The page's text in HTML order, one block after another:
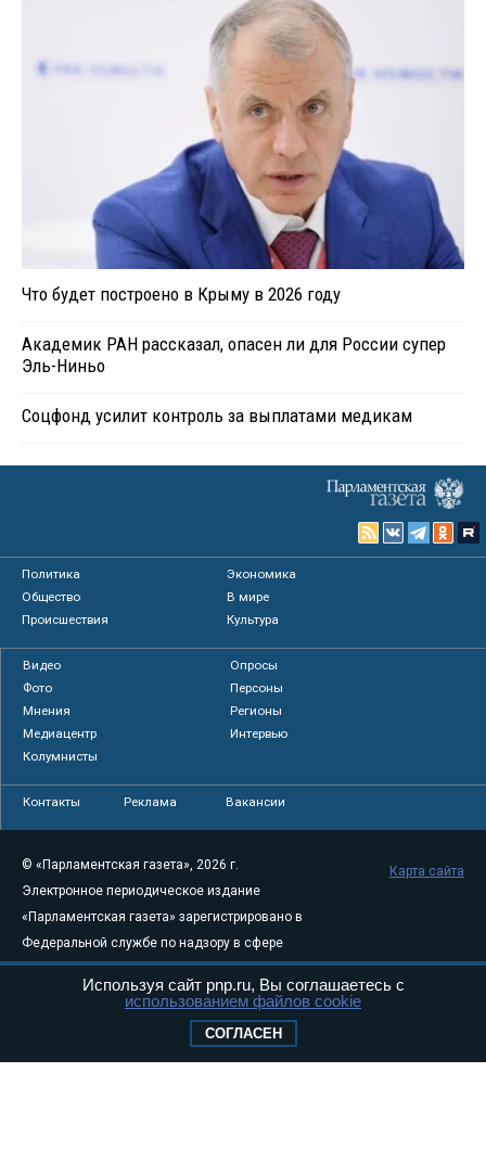
Что будет построено в Крыму в 2026 году
Академик РАН рассказал, опасен ли для России супер
Эль-Ниньо
Соцфонд усилит контроль за выплатами медикам
Политика
Экономика
Общество
В мире
Происшествия
Культура
Видео
Опросы
Фото
Персоны
Мнения
Регионы
Медиацентр
Интервью
Колумнисты
Контакты Реклама Вакансии
© «Парламентская газета», 2026 г.
Электронное периодическое издание
«Парламентская газета» зарегистрировано в
Федеральной службе по надзору в сфере
связи, информационных технологий и
массовых коммуникаций (Роскомнадзор) 05
Свидетельство о регистрации Эл № ФС77-
Карта сайта
Используя сайт pnp.ru, Вы соглашаетесь с
использованием файлов cookie
СОГЛАСЕН